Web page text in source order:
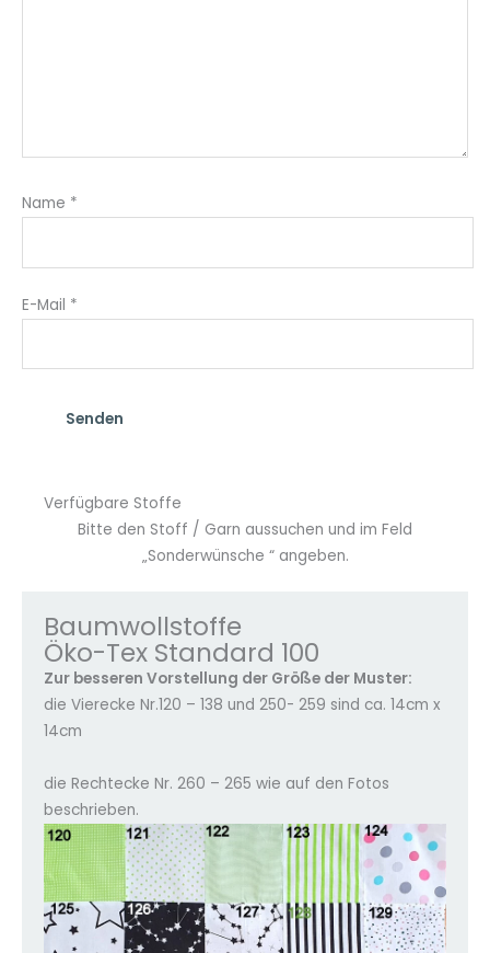
Name *
E-Mail *
Verfügbare Stoffe
Bitte den Stoff / Garn aussuchen und im Feld
„Sonderwünsche “ angeben.
Baumwollstoffe
Öko-Tex Standard 100
Zur besseren Vorstellung der Größe der Muster:
die Vierecke Nr.120 – 138 und 250- 259 sind ca. 14cm x
14cm
die Rechtecke Nr. 260 – 265 wie auf den Fotos
beschrieben.